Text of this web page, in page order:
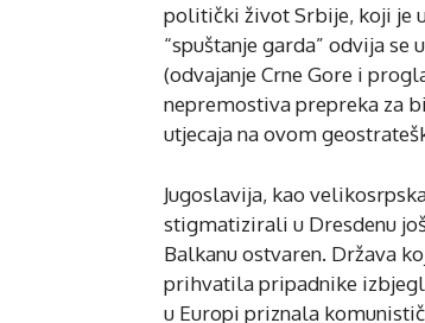
politički život Srbije, koji je
“spuštanje garda” odvija
(odvajanje Crne Gore i
nepremostiva prepreka za
utjecaja na ovom
Jugoslavija, kao
stigmatizirali u Dresdenu
Balkanu ostvaren. Država
prihvatila pripadnike
u Europi priznala